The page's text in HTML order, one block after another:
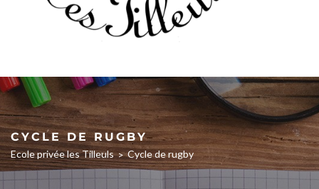
CYCLE DE RUGBY
Ecole privée les Tilleuls > Cycle de rugby